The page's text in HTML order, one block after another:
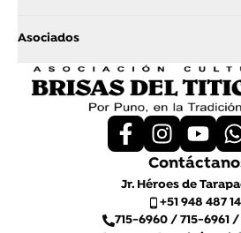
Asociados
Jr. Héroes de
+51 948 487
715-6960 / 715-6961 /